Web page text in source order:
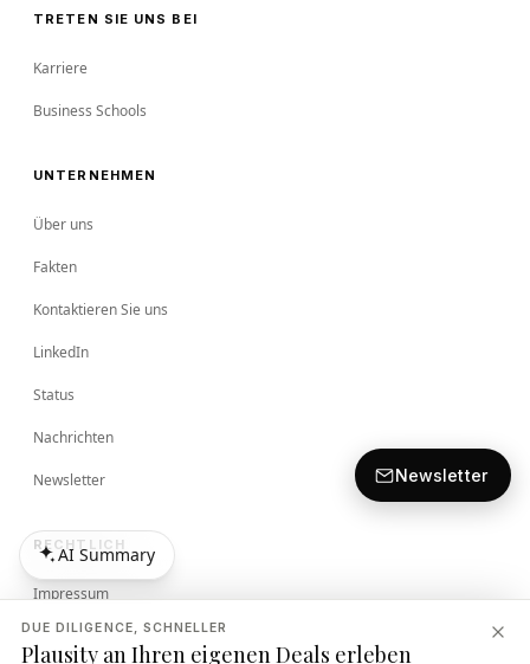
DUE DILIGENCE, SCHNELLER
Plausity an Ihren eigenen Deals erleben
TRETEN SIE UNS BEI
Karriere
Business Schools
UNTERNEHMEN
Über uns
Fakten
Kontaktieren Sie uns
LinkedIn
Status
Nachrichten
Newsletter
RECHTLICH
Impressum
Bedingungen
AI Summary
AI Summary
Newsletter